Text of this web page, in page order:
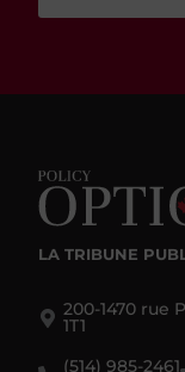
LA TRIBUNE
200-1470 rue
1T1
(514) 985-2461